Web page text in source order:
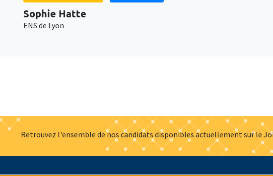
Sophie Hatte
ENS de Lyon
Retrouvez l'ensemble de nos candidats disponibles actuellement sur le